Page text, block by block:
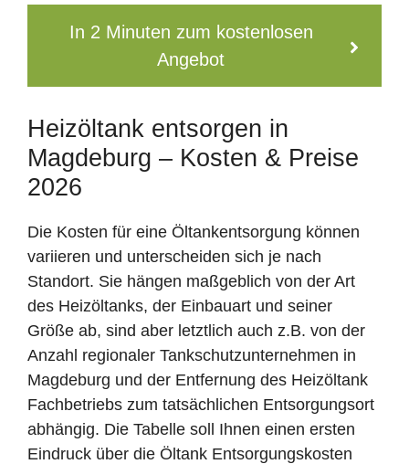
In 2 Minuten zum kostenlosen
Angebot
Heizöltank entsorgen in
Magdeburg – Kosten & Preise
2026
Die Kosten für eine Öltankentsorgung können
variieren und unterscheiden sich je nach
Standort. Sie hängen maßgeblich von der Art
des Heizöltanks, der Einbauart und seiner
Größe ab, sind aber letztlich auch z.B. von der
Anzahl regionaler Tankschutzunternehmen in
Magdeburg und der Entfernung des Heizöltank
Fachbetriebs zum tatsächlichen Entsorgungsort
abhängig. Die Tabelle soll Ihnen einen ersten
Eindruck über die Öltank Entsorgungskosten